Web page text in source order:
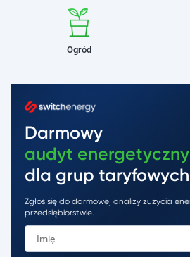
Ogród
Darmowy
audyt energetyczny
dla grup taryfowych
Zgłoś się do darmowej analizy zużycia
przedsiębiorstwie.